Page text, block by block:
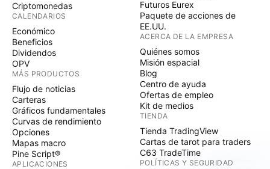
Criptomonedas
CALENDARIOS
Económico
Beneficios
Dividendos
OPV
MÁS PRODUCTOS
Flujo de noticias
Carteras
Gráficos fundamentales
Curvas de rendimiento
Opciones
Mapas macro
Pine Script®
APLICACIONES
Futuros Eurex
Paquete de acciones de
EE.UU.
ACERCA DE LA EMPRESA
Quiénes somos
Misión espacial
Blog
Centro de ayuda
Ofertas de empleo
Kit de medios
TIENDA
Tienda TradingView
Cartas de tarot para traders
C63 TradeTime
POLÍTICAS Y SEGURIDAD